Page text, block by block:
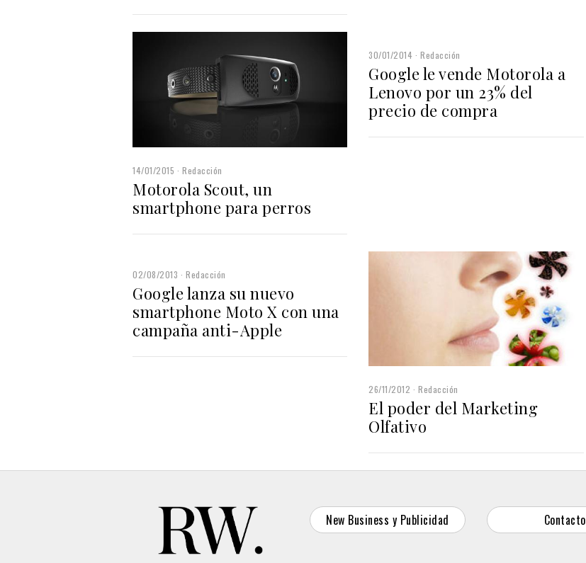
14/01/2015 Redacción
Motorola Scout, un
smartphone para perros
30/01/2014 Redacción
Google le vende Motorola a
Lenovo por un 23% del
precio de compra
02/08/2013 Redacción
Google lanza su nuevo
smartphone Moto X con una
campaña anti-Apple
26/11/2012 Redacción
El poder del Marketing
Olfativo
New Business y Publicidad Contacto